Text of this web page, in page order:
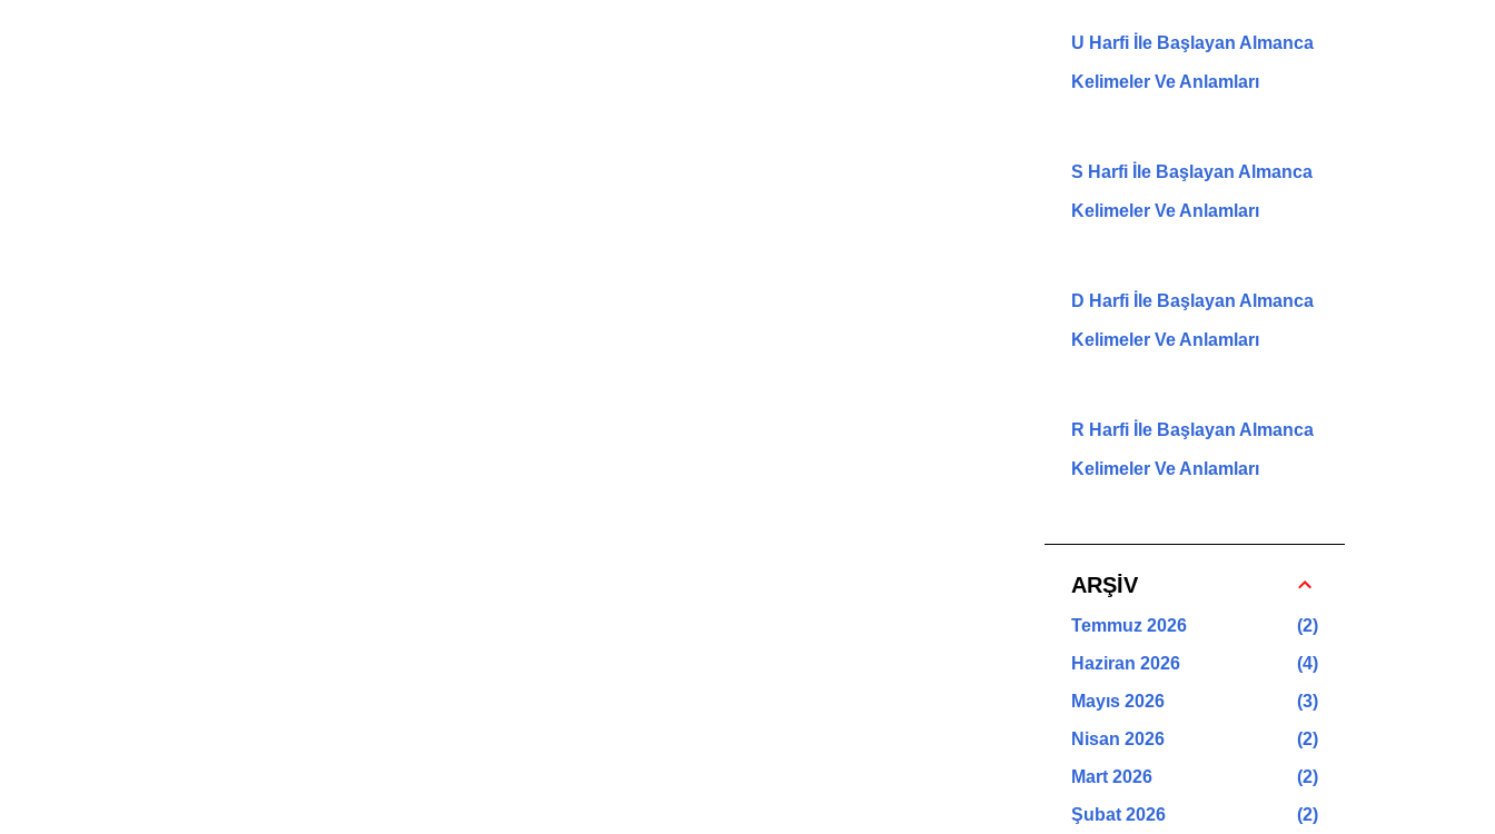
U Harfi İle Başlayan Almanca
Kelimeler Ve Anlamları
S Harfi İle Başlayan Almanca
Kelimeler Ve Anlamları
D Harfi İle Başlayan Almanca
Kelimeler Ve Anlamları
R Harfi İle Başlayan Almanca
Kelimeler Ve Anlamları
ARŞİV
Temmuz 2026
2
Haziran 2026
4
Mayıs 2026
3
Nisan 2026
2
Mart 2026
2
Şubat 2026
2